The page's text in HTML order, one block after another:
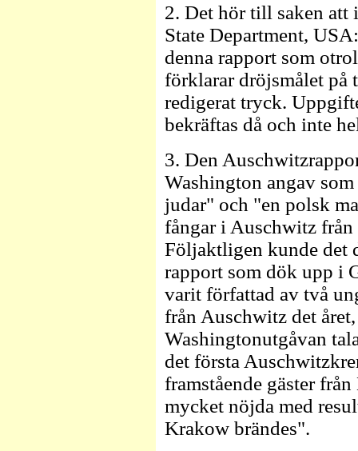
2. Det hör till saken att
State Department,
denna rapport som
förklarar dröjsmålet på
redigerat tryck.
bekräftas då och inte
3. Den
Washington angav
judar" och "en polsk
fångar i Auschwitz
Följaktligen kunde det
rapport som dök upp i
varit författad av två
från Auschwitz det
Washingtonutgåvan
det första
framstående gäster
mycket nöjda med
Krakow brändes".